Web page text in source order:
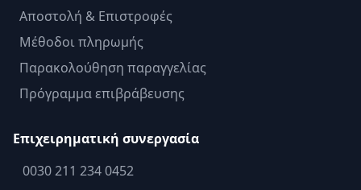
Αποστολή & Επιστροφές
Μέθοδοι πληρωμής
Παρακολούθηση παραγγελίας
Πρόγραμμα επιβράβευσης
Επιχειρηματική συνεργασία
0030 211 234 0452